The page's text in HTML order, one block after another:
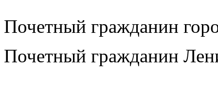
Почетный гражданин
Почетный гражданин